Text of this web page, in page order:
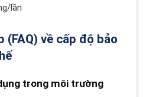
lần
(FAQ) về cấp độ bảo
trong môi trường